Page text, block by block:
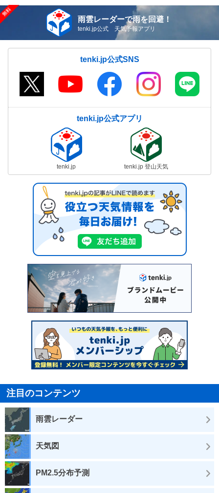
雨雲レーダーで雨を回避！
tenki.jp公式 天気予報アプリ
tenki.jp公式SNS
tenki.jp公式アプリ
tenki.jp tenki.jp 登山天気
注目のコンテンツ
雨雲レーダー
天気図
PM2.5分布予測